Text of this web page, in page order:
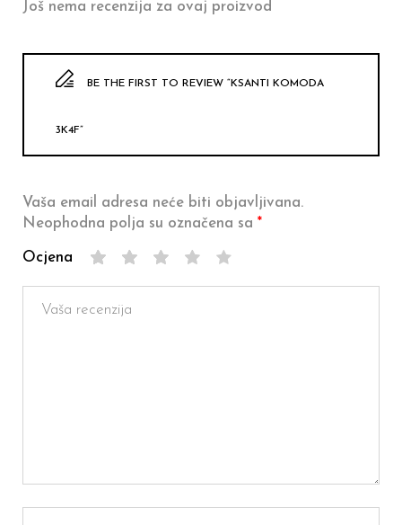
Još nema recenzija za ovaj proizvod
BE THE FIRST TO REVIEW “KSANTI KOMODA
3K4F”
Vaša email adresa neće biti objavljivana.
Neophodna polja su označena sa *
Ocjena